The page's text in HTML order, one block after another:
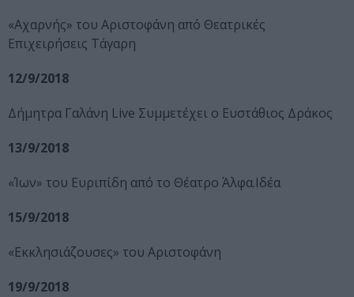
«Αχαρνής» του Αριστοφάνη από Θεατρικές
Επιχειρήσεις Τάγαρη
12/9/2018
Δήμητρα Γαλάνη Live Συμμετέχει ο Ευστάθιος Δράκος
13/9/2018
«Ίων» του Ευριπίδη από το Θέατρο Άλφα.Ιδέα
15/9/2018
«Εκκλησιάζουσες» του Αριστοφάνη
19/9/2018